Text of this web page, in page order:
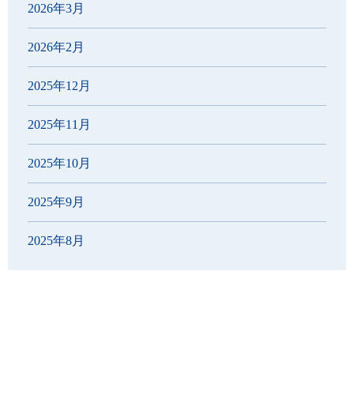
2026年3月
2026年2月
2025年12月
2025年11月
2025年10月
2025年9月
2025年8月